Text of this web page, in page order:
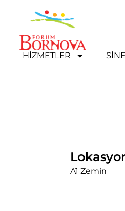
HIZMETLER
A1 Zemin